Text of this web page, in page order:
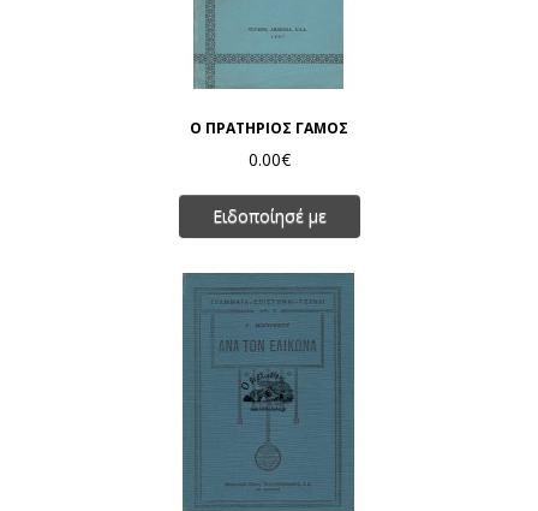
Ο ΠΡΑΤΗΡΙΟΣ ΓΑΜΟΣ
0.00€
Ειδοποίησέ με